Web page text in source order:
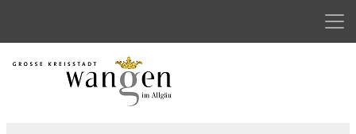
Start